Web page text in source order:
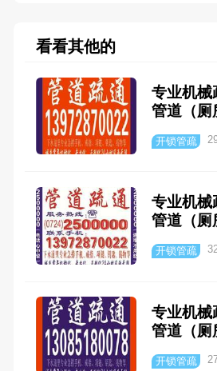
看看其他的
专业机械
管道（厕
池;下水
4--
话心中留
开锁管疏
专业机械
管道（厕
池;下水
4--
开锁管疏
专业机械
管道（厕
池;下水
开锁管疏